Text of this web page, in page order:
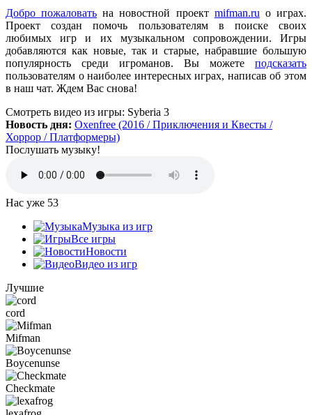
Игра обновлена
lexafrog:
Обновите, пожалуйста, игру Garry's Mod. Много
обнов вышло, а на сайте старенькая...
cord: Grisha,
Да, есть такая и даже с дополнительной модификацией
StarCraft Cartooned (мультяшки).
Вот она:StarCraft Remastered
Grisha : Очень понравился сайт. Пожалуй я останусь здесь.
Есть ли игра Starcraft, но ремастер?
Mifman:
Цитата: Петрушка
добавьте скачивание моей любимой игры Escape From Tarkov!
Игра добавлена и доступна к скачиванию:
Escape From Tarkov
Петрушка
моей любимой игры Escape From Tarkov!
Checkmate:
Просто нужно зарегистрироваться и тогда будет доступен
торрент-файл. Там написано, что ссылка скрыта (убран
торрент — µ) видимо из-за того, что "наехал"
Добро пожаловать на новостной проект mifman.ru о играх.
Проект создан помочь пользователям в поиске своих
любимых игр и их музыкальном сопровождении. Игры
добавляются как новые, так и старые, набравшие большую
популярность среди игроманов. Вы можете подсказать
пользователям о наиболее интересных играх, написав об этом
в наш чат. Ждем Вас снова!
Смотреть видео из игры: Syberia 3
Новость дня: Oxenfree (2016 / Приключения и Квесты /
Хоррор / Платформеры)
Послушать музыку!
Нас уже 53
Музыка из игр
Все игры
Новости
Видео из игр
Лучшие
cord
Mifman
Boycenunse
Checkmate